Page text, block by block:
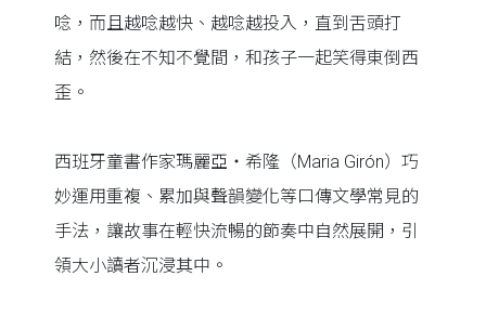
唸，而且越唸越快、越唸越投入，直到舌頭打
結，然後在不知不覺間，和孩子一起笑得東倒西
歪。
西班牙童書作家瑪麗亞・希隆（Maria Girón）巧
妙運用重複、累加與聲韻變化等口傳文學常見的
手法，讓故事在輕快流暢的節奏中自然展開，引
領大小讀者沉浸其中。